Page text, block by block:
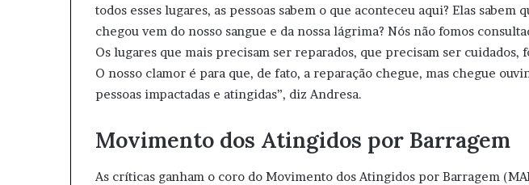
todos esses lugares, as pessoas sabem o que aconteceu aqui? Elas sabem
chegou vem do nosso sangue e da nossa lágrima? Nós não fomos
Os lugares que mais precisam ser reparados, que precisam ser cuidados,
O nosso clamor é para que, de fato, a reparação chegue, mas chegue
pessoas impactadas e atingidas”, diz Andresa.
Movimento dos Atingidos por Barragem
As críticas ganham o coro do Movimento dos Atingidos por Barragem